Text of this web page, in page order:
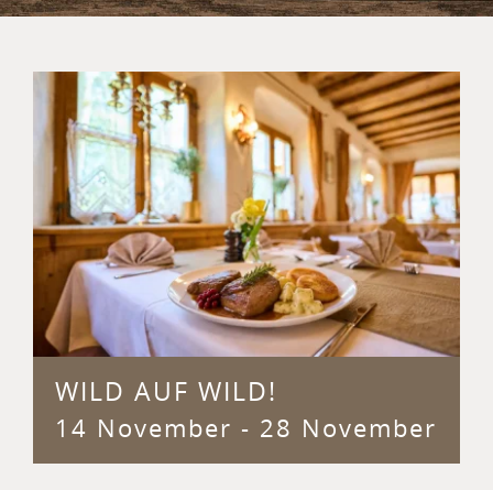
WILD AUF WILD!
14 November - 28 November